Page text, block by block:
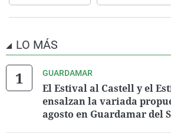
LO MÁS
GUARDAMAR
El Estival al Castell y el
ensalzan la variada
agosto en Guardamar del